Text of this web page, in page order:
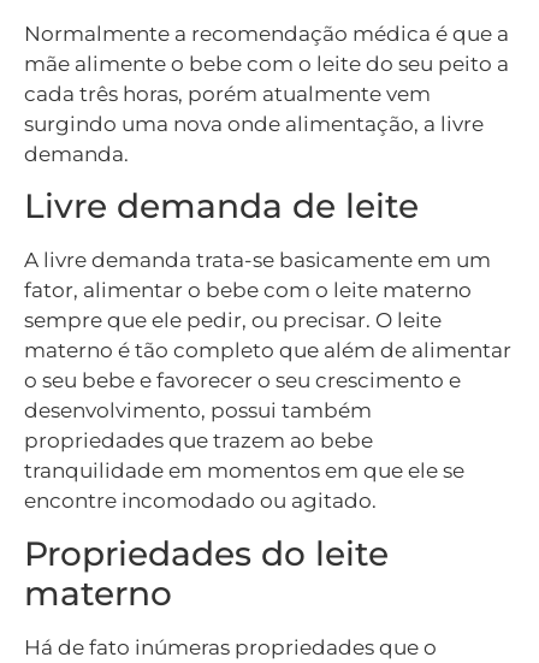
Normalmente a recomendação médica é que a
mãe alimente o bebe com o leite do seu peito a
cada três horas, porém atualmente vem
surgindo uma nova onde alimentação, a livre
demanda.
Livre demanda de leite
A livre demanda trata-se basicamente em um
fator, alimentar o bebe com o leite materno
sempre que ele pedir, ou precisar. O leite
materno é tão completo que além de alimentar
o seu bebe e favorecer o seu crescimento e
desenvolvimento, possui também
propriedades que trazem ao bebe
tranquilidade em momentos em que ele se
encontre incomodado ou agitado.
Propriedades do leite
materno
Há de fato inúmeras propriedades que o